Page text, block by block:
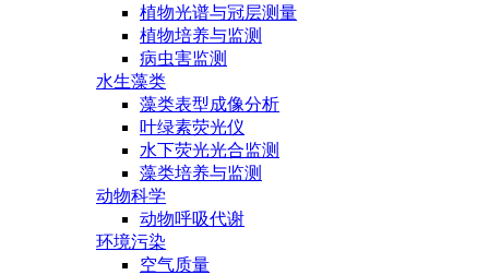
植物光谱与冠层测量
植物培养与监测
病虫害监测
水生藻类
藻类表型成像分析
叶绿素荧光仪
水下荧光光合监测
藻类培养与监测
动物科学
动物呼吸代谢
环境污染
空气质量